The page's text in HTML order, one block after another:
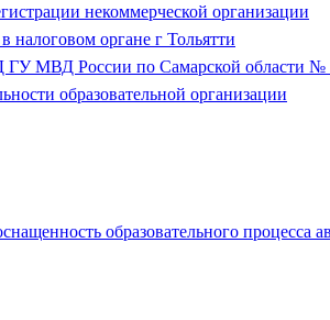
некоммерческой организации
налоговом органе г Тольятти
МВД России по Самарской области №
образовательной организации
образовательного процесса